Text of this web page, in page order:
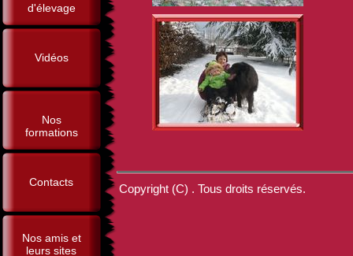
d'élevage
Vidéos
Nos
formations
Contacts
Nos amis et
leurs sites
Copyright (C) . Tous droits réservés.